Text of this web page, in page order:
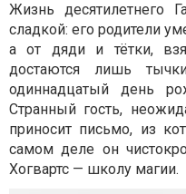
Жизнь десятилетнего
сладкой: его родители
а от дяди и тётки,
достаются лишь
одиннадцатый день
Странный гость,
приносит письмо, из
самом деле он
Хогвартс — школу магии.